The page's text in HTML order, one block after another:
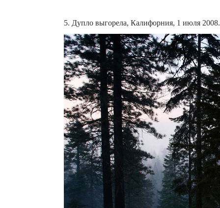
5. Дупло выгорела, Калифорния, 1 июля